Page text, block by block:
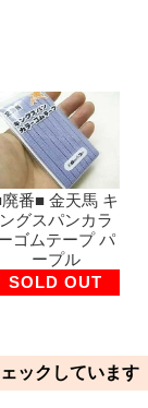
番■ 金天馬 キ
ングスパンカラ
ゴムテープ パ
ープル
SOLD OUT
ックしています